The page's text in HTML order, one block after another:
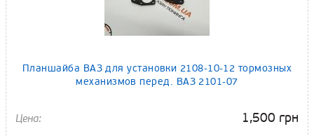
Планшайба ВАЗ для установки 2108-10-12 тормозных
механизмов перед. ВАЗ 2101-07
1,500 грн